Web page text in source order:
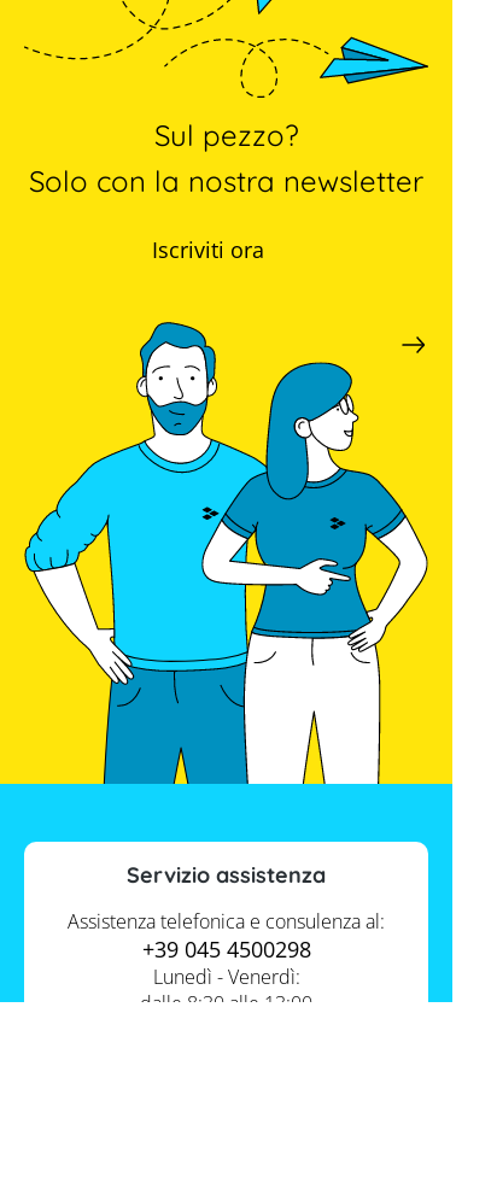
Sul pezzo?
Solo con la nostra newsletter
Iscriviti ora
Servizio assistenza
Assistenza telefonica e consulenza al:
+39 045 4500298
Lunedì - Venerdì:
dalle 8:30 alle 13:00